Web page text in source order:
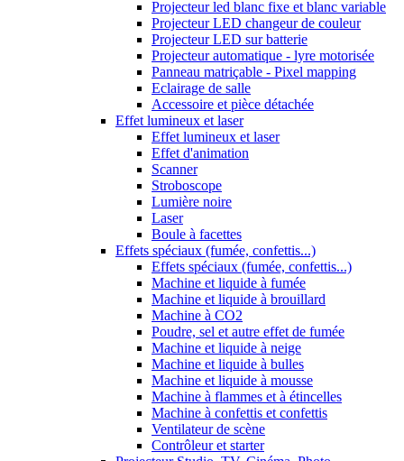
Projecteur led blanc fixe et blanc variable
Projecteur LED changeur de couleur
Projecteur LED sur batterie
Projecteur automatique - lyre motorisée
Panneau matriçable - Pixel mapping
Eclairage de salle
Accessoire et pièce détachée
Effet lumineux et laser
Effet lumineux et laser
Effet d'animation
Scanner
Stroboscope
Lumière noire
Laser
Boule à facettes
Effets spéciaux (fumée, confettis...)
Effets spéciaux (fumée, confettis...)
Machine et liquide à fumée
Machine et liquide à brouillard
Machine à CO2
Poudre, sel et autre effet de fumée
Machine et liquide à neige
Machine et liquide à bulles
Machine et liquide à mousse
Machine à flammes et à étincelles
Machine à confettis et confettis
Ventilateur de scène
Contrôleur et starter